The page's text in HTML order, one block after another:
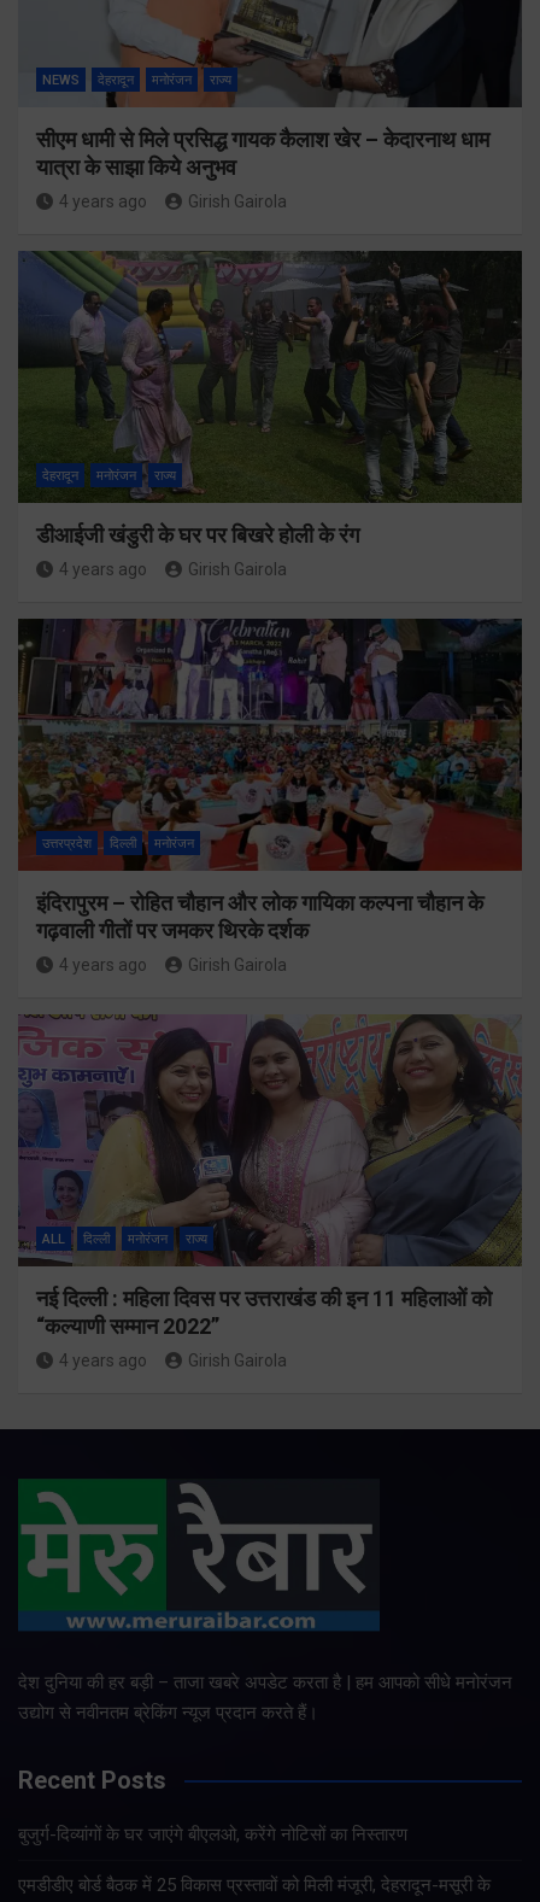
NEWS देहरादून मनोरंजन राज्य
सीएम धामी से मिले प्रसिद्ध गायक कैलाश खेर – केदारनाथ धाम
यात्रा के साझा किये अनुभव
4 years ago Girish Gairola
देहरादून मनोरंजन राज्य
डीआईजी खंडुरी के घर पर बिखरे होली के रंग
4 years ago Girish Gairola
उत्तरप्रदेश दिल्ली मनोरंजन
इंदिरापुरम – रोहित चौहान और लोक गायिका कल्पना चौहान के
गढ़वाली गीतों पर जमकर थिरके दर्शक
4 years ago Girish Gairola
ALL दिल्ली मनोरंजन राज्य
नई दिल्ली : महिला दिवस पर उत्तराखंड की इन 11 महिलाओं को
“कल्याणी सम्मान 2022”
4 years ago Girish Gairola
देश दुनिया की हर बड़ी – ताजा खबरे अपडेट करता है | हम आपको सीधे मनोरंजन
उद्योग से नवीनतम ब्रेकिंग न्यूज प्रदान करते हैं।
Recent Posts
बुजुर्ग-दिव्यांगों के घर जाएंगे बीएलओ, करेंगे नोटिसों का निस्तारण
एमडीडीए बोर्ड बैठक में 25 विकास प्रस्तावों को मिली मंजूरी, देहरादून-मसूरी के